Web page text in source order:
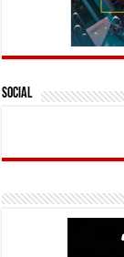
Social